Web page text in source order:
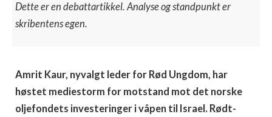
Dette er en debattartikkel. Analyse og standpunkt er
skribentens egen.
Amrit Kaur, nyvalgt leder for Rød Ungdom, har
høstet mediestorm for motstand mot det norske
oljefondets investeringer i våpen til Israel. Rødt-